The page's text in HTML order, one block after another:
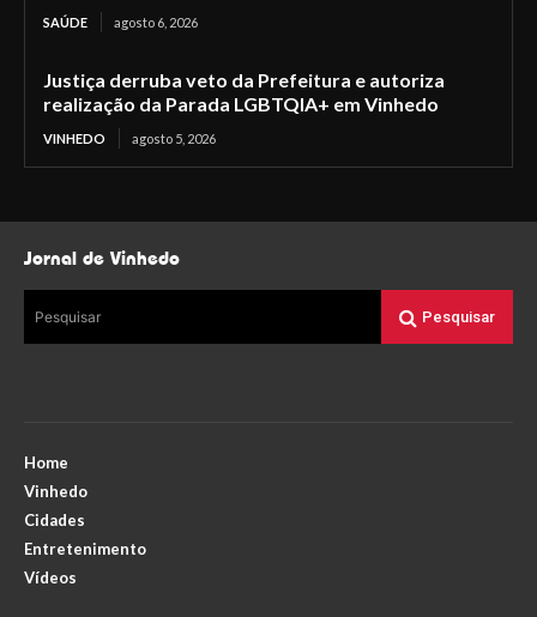
SAÚDE agosto 6, 2026
Justiça derruba veto da Prefeitura e autoriza
realização da Parada LGBTQIA+ em Vinhedo
VINHEDO agosto 5, 2026
Jornal de Vinhedo
Pesquisar Pesquisar
Home
Vinhedo
Cidades
Entretenimento
Vídeos